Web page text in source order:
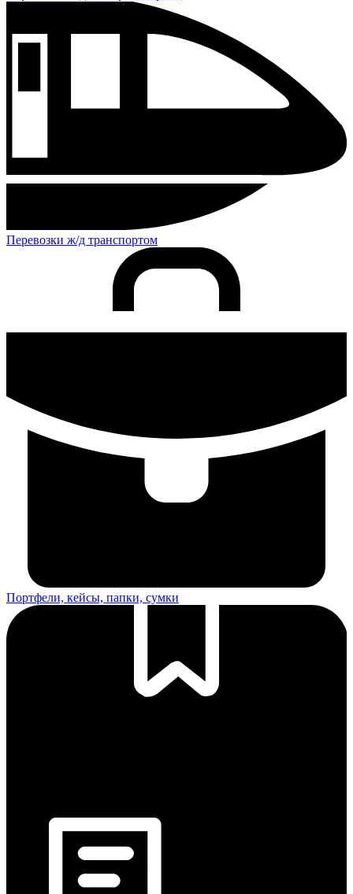
Перевозки ж/д транспортом
Портфели, кейсы, папки, сумки